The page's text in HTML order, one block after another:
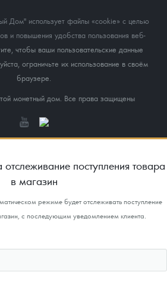
Дом" использует файлы «cookie» с целью
и повышения удобства пользования веб-
чтобы ваши пользовательские данные
ограничьте их использование в своём
браузере.
монетный дом. Все права защищены
поступления товара
в магазин
режиме будет отслеживать поступление
с последующим уведомлением клиента.